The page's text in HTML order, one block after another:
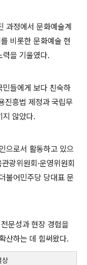
과정에서 문화예술계
비롯한 문화예술 현
력을 기울였다.
민들에게 보다 친숙하
진흥법 제정과 국립무
지 않았다.
으로서 활동하고 있으
광위원회 ·운영위원회
불어민주당 당대표 문
문성과 현장 경험을
산하는 데 힘써왔다.
상